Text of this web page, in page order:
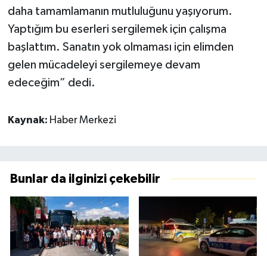
daha tamamlamanın mutluluğunu yaşıyorum.
Yaptığım bu eserleri sergilemek için çalışma
başlattım. Sanatın yok olmaması için elimden
gelen mücadeleyi sergilemeye devam
edeceğim” dedi.
Kaynak: Haber Merkezi
Bunlar da ilginizi çekebilir